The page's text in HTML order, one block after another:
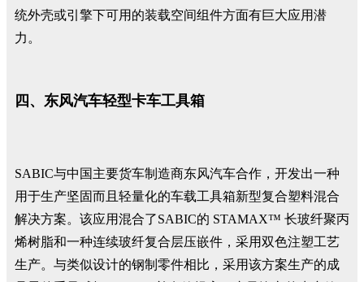
统外壳或引擎下可用的装载空间组件方面有巨大应用潜
力。
四、东风汽车轻型卡车工具箱
SABIC与中国主要货车制造商东风汽车合作，开发出一种
用于生产坚固而且轻量化的车载工具箱新型复合塑料混合
解决方案。该应用混合了SABIC的 STAMAX™ 长玻纤聚丙
烯树脂和一种连续玻纤复合层压嵌件，采用双色注塑工艺
生产。与类似设计的钢制零件相比，采用该方案生产的成